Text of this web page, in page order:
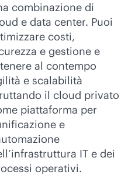
combinazione di
e data center. Puoi
costi,
e gestione e
al contempo
e scalabilità
il cloud privato
piattaforma per
e
IT e dei
operativi.